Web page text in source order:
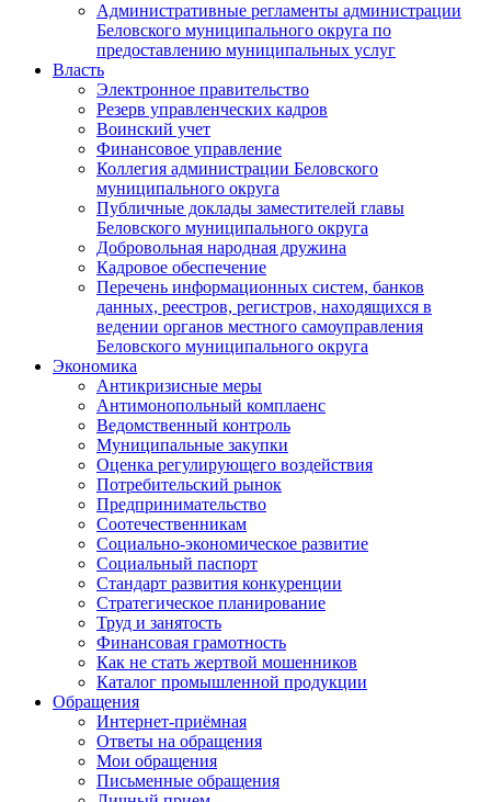
Административные регламенты администрации
Беловского муниципального округа по
предоставлению муниципальных услуг
Власть
Электронное правительство
Резерв управленческих кадров
Воинский учет
Финансовое управление
Коллегия администрации Беловского
муниципального округа
Публичные доклады заместителей главы
Беловского муниципального округа
Добровольная народная дружина
Кадровое обеспечение
Перечень информационных систем, банков
данных, реестров, регистров, находящихся в
ведении органов местного самоуправления
Беловского муниципального округа
Экономика
Антикризисные меры
Антимонопольный комплаенс
Ведомственный контроль
Муниципальные закупки
Оценка регулирующего воздействия
Потребительский рынок
Предпринимательство
Соотечественникам
Социально-экономическое развитие
Социальный паспорт
Стандарт развития конкуренции
Стратегическое планирование
Труд и занятость
Финансовая грамотность
Как не стать жертвой мошенников
Каталог промышленной продукции
Обращения
Интернет-приёмная
Ответы на обращения
Мои обращения
Письменные обращения